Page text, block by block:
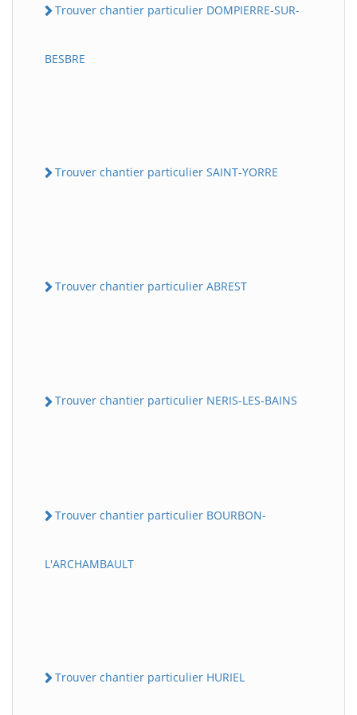
Trouver chantier particulier DOMPIERRE-SUR-
BESBRE
Trouver chantier particulier SAINT-YORRE
Trouver chantier particulier ABREST
Trouver chantier particulier NERIS-LES-BAINS
Trouver chantier particulier BOURBON-
L'ARCHAMBAULT
Trouver chantier particulier HURIEL